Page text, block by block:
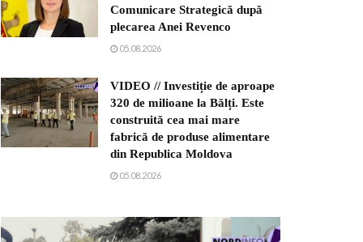
Comunicare Strategică după
plecarea Anei Revenco
05.08.2026
VIDEO // Investiție de aproape
320 de milioane la Bălți. Este
construită cea mai mare
fabrică de produse alimentare
din Republica Moldova
05.08.2026